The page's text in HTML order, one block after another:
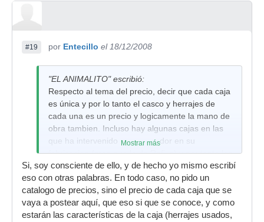
#19 por Entecillo el 18/12/2008
"EL ANIMALITO" escribió:
Respecto al tema del precio, decir que cada caja
es única y por lo tanto el casco y herrajes de
cada una es un precio y logicamente la mano de
obra tambien. Incluso hay algunas cajas en las
que ha intervenido su comprador en su
fabricacion (creo que la de Rafius) y por tanto los
precios no son como de hablar de todas las
Black panther por poner un ejemplo.
:
Mostrar más
Si, soy consciente de ello, y de hecho yo mismo escribí
eso con otras palabras. En todo caso, no pido un
catalogo de precios, sino el precio de cada caja que se
vaya a postear aquí, que eso si que se conoce, y como
estarán las características de la caja (herrajes usados,